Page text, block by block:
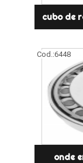
cubo de
Cod.:6448
onde